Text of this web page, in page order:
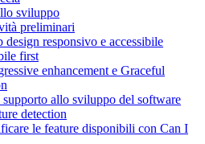
sviluppo
preliminari
design responsivo e accessibile
first
enhancement e Graceful
allo sviluppo del software
detection
le feature disponibili con Can I